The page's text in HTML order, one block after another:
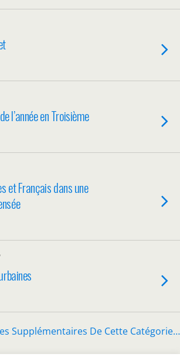
l’année en Troisième
et Français dans une
Supplémentaires De Cette Catégorie…